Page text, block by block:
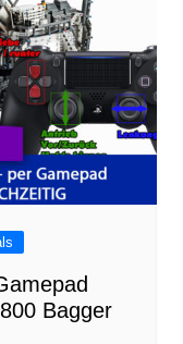
Bagger